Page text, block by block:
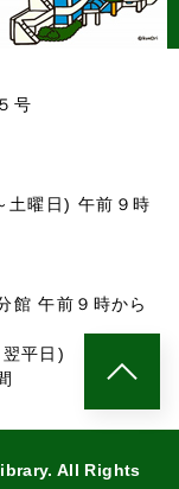
号
土曜日) 午前９時
館 午前９時から
平日)
All Rights